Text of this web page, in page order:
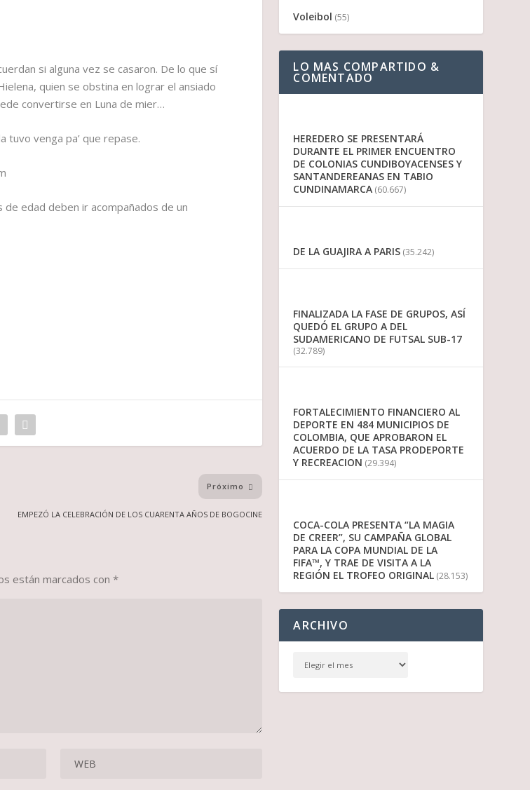
si alguna vez se casaron. De lo que sí
quien se obstina en lograr el ansiado
convertirse en Luna de mier…
tuvo venga pa’ que repase.
edad deben ir acompañados de un
Próximo
EMPEZÓ LA CELEBRACIÓN DE LOS CUARENTA AÑOS DE BOGOCINE
están marcados con*
Voleibol (55)
LO MAS COMPARTIDO &
COMENTADO
HEREDERO SE PRESENTARÁ
DURANTE EL PRIMER ENCUENTRO
DE COLONIAS CUNDIBOYACENSES Y
SANTANDEREANAS EN TABIO
CUNDINAMARCA (60.667)
DE LA GUAJIRA A PARIS (35.242)
FINALIZADA LA FASE DE GRUPOS, ASÍ
QUEDÓ EL GRUPO A DEL
SUDAMERICANO DE FUTSAL SUB-17
(32.789)
FORTALECIMIENTO FINANCIERO AL
DEPORTE EN 484 MUNICIPIOS DE
COLOMBIA, QUE APROBARON EL
ACUERDO DE LA TASA PRODEPORTE
Y RECREACION (29.394)
COCA-COLA PRESENTA “LA MAGIA
DE CREER”, SU CAMPAÑA GLOBAL
PARA LA COPA MUNDIAL DE LA
FIFA™, Y TRAE DE VISITA A LA
REGIÓN EL TROFEO ORIGINAL (28.153)
ARCHIVO